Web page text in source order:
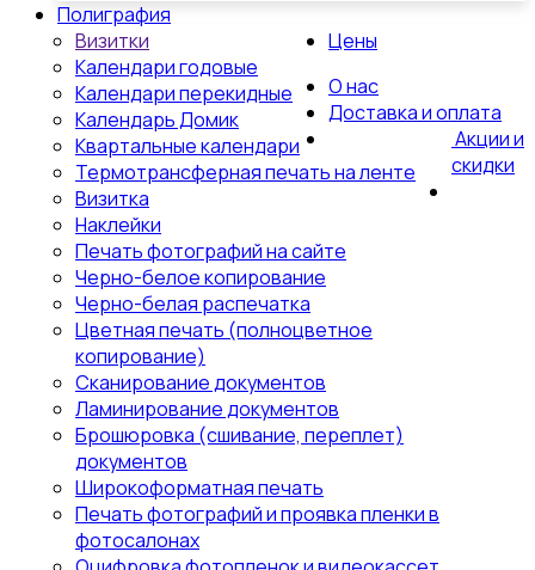
Полиграфия
Визитки
Календари годовые
Календари перекидные
Календарь Домик
Квартальные календари
Термотрансферная печать на ленте
Визитка
Наклейки
Цены
Печать фотографий на сайте
Черно-белое копирование
Черно-белая распечатка
Цветная печать (полноцветное
копирование)
Сканирование документов
Ламинирование документов
Брошюровка (сшивание, переплет)
документов
Широкоформатная печать
Печать фотографий и проявка пленки в
фотосалонах
О нас
Доставка и оплата
Акции и
скидки